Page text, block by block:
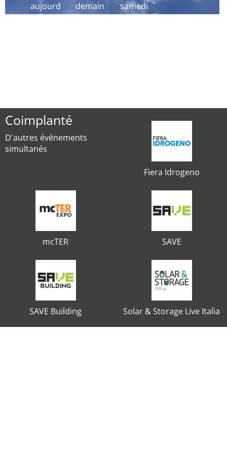
aujourd
´hui
demain samedi
Coimplanté
D'autres événements
simultanés
Fiera Idrogeno
mcTER SAVE
SAVE Building Solar & Storage Live Italia